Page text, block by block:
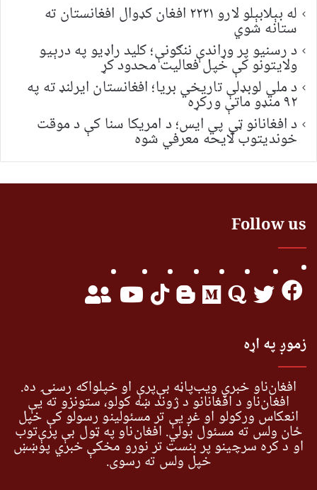
له بېلابېلو لارو ۲۲۲۱ افغان کډوال افغانستان ته
ستانه شوي
د رسنیو پر وړاندې ننګونې؛ کلید راډیو په درېیو
ولایتونو کې خپل فعالیت محدود کړ
د ملي لوبډلې تاریخي بریا؛ افغانستان ایرلنډ ته په
۹۲ منډو ماتې ورکړه
د افغانانو ټي پي ایس؛ د امریکا سنا کې د موقت
خونديتوب لایحه معرفي شوه
Follow us
زموږ په اړه
افغان‌ناو خبري ویب‌پاڼه بې‌پرې او خپلواکه رسنۍ ده.
افغان‌ناو د افغانانو د ژوند ښه کولو، ستونزو ته یې
انعکاس ورکولو او غږ یې تر مسئولینو رسولو کې خپل
ځان ولس ته مسئول بولي. افغان‌ناو په ټول بې پرې‌توب
او د کره سرچینو پر بنسټ تر نورو مخکې خبري پوښښ
خپل ولس ته رسوي.